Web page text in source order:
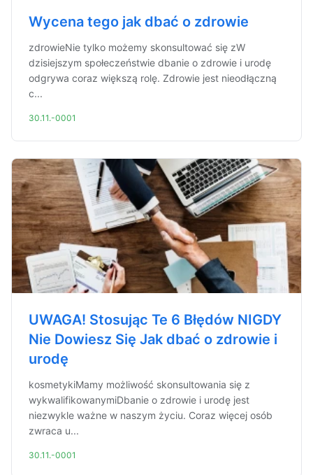
Wycena tego jak dbać o zdrowie
zdrowieNie tylko możemy skonsultować się zW
dzisiejszym społeczeństwie dbanie o zdrowie i urodę
odgrywa coraz większą rolę. Zdrowie jest nieodłączną
c...
30.11.-0001
UWAGA! Stosując Te 6 Błędów NIGDY
Nie Dowiesz Się Jak dbać o zdrowie i
urodę
kosmetykiMamy możliwość skonsultowania się z
wykwalifikowanymiDbanie o zdrowie i urodę jest
niezwykle ważne w naszym życiu. Coraz więcej osób
zwraca u...
30.11.-0001